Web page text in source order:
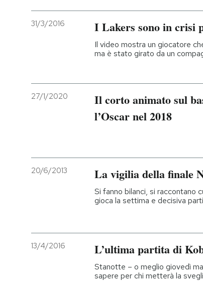
CALENDARIO
AREA PERSONALE
31/3/2016 I Lakers sono in crisi
Il video mostra un giocatore
ma è stato girato da un
27/1/2020
Il corto animato sul
l’Oscar nel 2018
20/6/2013 La vigilia della finale
Si fanno bilanci, si raccontano
gioca la settima e decisiva
13/4/2016 L’ultima partita di
Stanotte – o meglio giovedì
sapere per chi metterà la